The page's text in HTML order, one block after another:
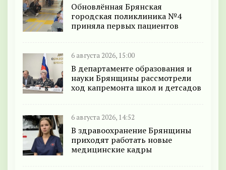
Обновлённая Брянская
городская поликлиника №4
приняла первых пациентов
6 августа 2026, 15:00
В департаменте образования и
науки Брянщины рассмотрели
ход капремонта школ и детсадов
6 августа 2026, 14:52
В здравоохранение Брянщины
приходят работать новые
медицинские кадры